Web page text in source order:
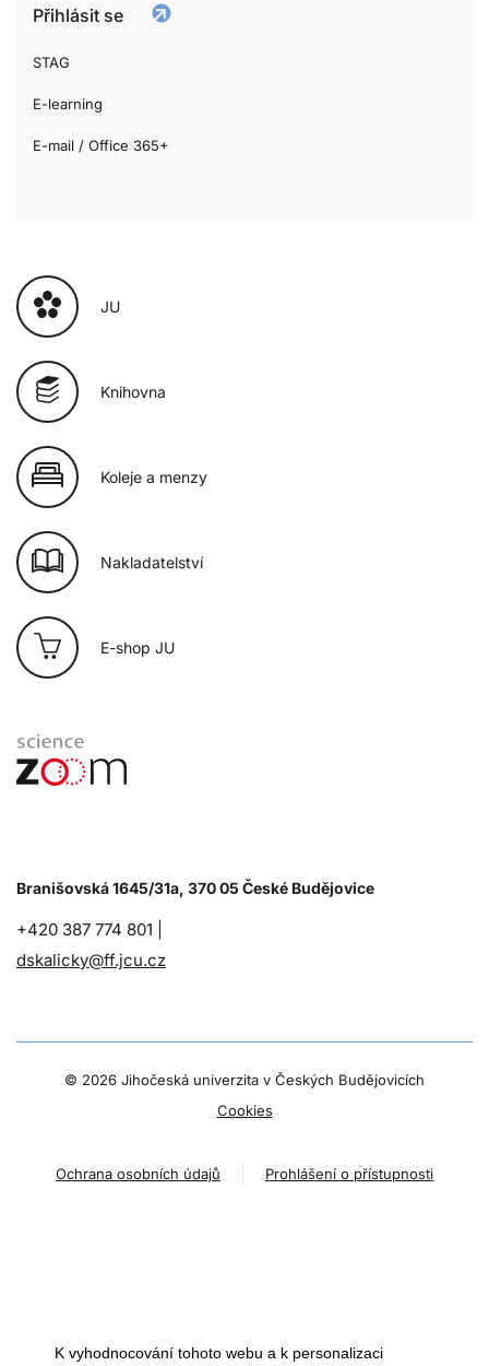
Přihlásit se
STAG
E-learning
E-mail / Office 365+
JU
Knihovna
Koleje a menzy
Nakladatelství
E-shop JU
Branišovská 1645/31a, 370 05 České Budějovice
+420 387 774 801 |
dskalicky@ff.jcu.cz
© 2026 Jihočeská univerzita v Českých Budějovicích
Cookies
Ochrana osobních údajů Prohlášení o přístupnosti
K vyhodnocování tohoto webu a k personalizaci